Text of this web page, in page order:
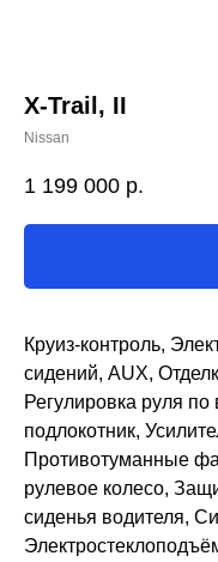
X-Trail, II
Nissan
1 199 000 р.
Круиз-контроль,
сидений, AUX,
Регулировка руля
подлокотник,
Противотуманные
рулевое колесо,
сиденья водителя,